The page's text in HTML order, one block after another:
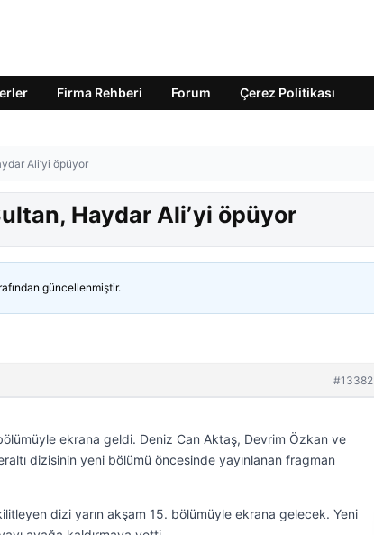
Firma Rehberi Forum Çerez Politikası
Ali’yi öpüyor
Haydar Ali’yi öpüyor
güncellenmiştir.
#13382
ekrana geldi. Deniz Can Aktaş, Devrim Özkan ve
dizisinin yeni bölümü öncesinde yayınlanan fragman
dizi yarın akşam 15. bölümüyle ekrana gelecek. Yeni